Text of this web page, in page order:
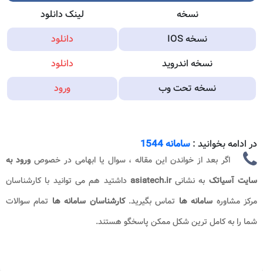
نسخه
لینک دانلود
نسخه IOS
دانلود
نسخه اندروید
دانلود
نسخه تحت وب
ورود
در ادامه بخوانید : سامانه 1544
اگر بعد از خواندن این مقاله ، سوال یا ابهامی در خصوصورود به
سایت آسیاتک به نشانیasiatech.ir
داشتید هم می توانید با کارشناسان
مرکز مشاوره سامانه ها تماس بگیرید.کارشناسان سامانه ها تمام سوالات
شما را به کامل ترین شکل ممکن پاسخگو هستند.